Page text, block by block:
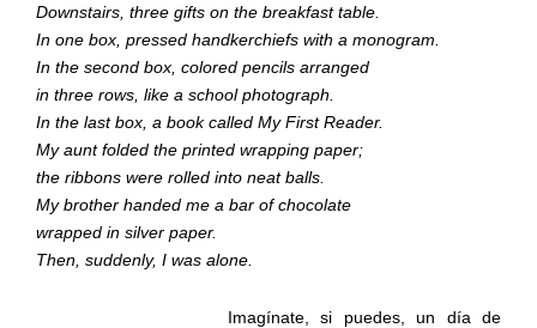
Downstairs, three gifts on the breakfast table.
In one box, pressed handkerchiefs with a monogram.
In the second box, colored pencils arranged
in three rows, like a school photograph.
In the last box, a book called My First Reader.
My aunt folded the printed wrapping paper;
the ribbons were rolled into neat balls.
My brother handed me a bar of chocolate
wrapped in silver paper.
Then, suddenly, I was alone.
Imagínate, si puedes, un día de